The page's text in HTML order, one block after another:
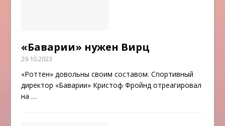
«Баварии» нужен Вирц
29.10.2023
«Роттен» довольны своим составом. Спортивный
директор «Баварии» Кристоф Фройнд отреагировал
на…